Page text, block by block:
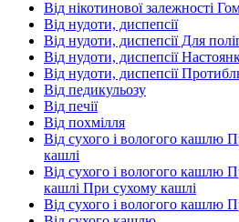
Від нікотинової залежності
Від нудоти, диспепсії
Від нудоти, диспепсії Для
Від нудоти, диспепсії
Від нудоти, диспепсії
Від педикульозу
Від печії
Від похмілля
Від сухого і вологого кашлю
кашлі
Від сухого і вологого кашлю
кашлі При сухому кашлі
Від сухого і вологого кашлю